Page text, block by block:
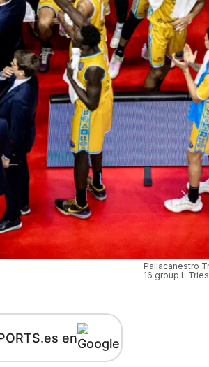
Pallacanestro
16 group L
en